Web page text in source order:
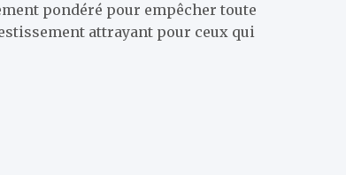
pondéré pour empêcher toute
attrayant pour ceux qui